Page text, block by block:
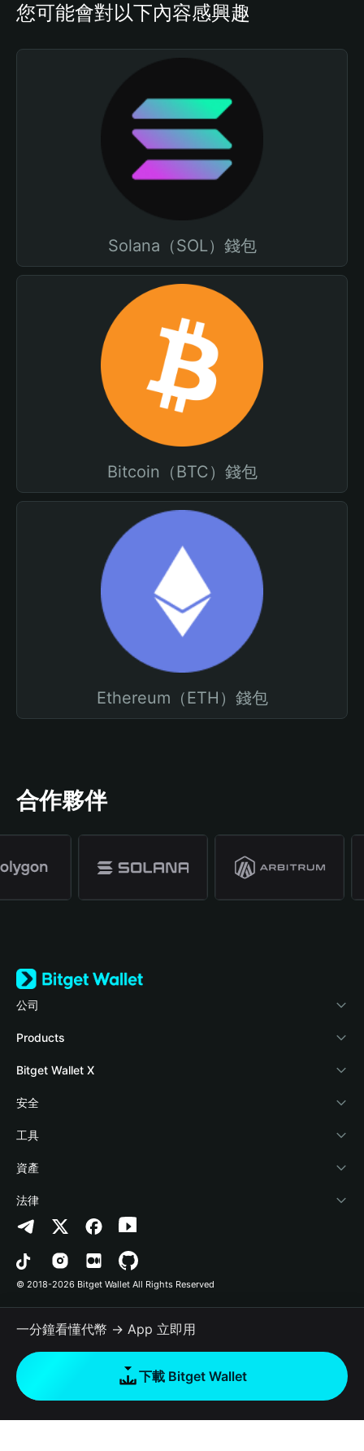
您可能會對以下內容感興趣
Solana（SOL）錢包
Bitcoin（BTC）錢包
Ethereum（ETH）錢包
合作夥伴
公司
關於 Bitget Wallet
部落格
學院
加密資訊
幫助中心
‌聯繫我們
品牌資源
工作機會
Products
Crypto Card
Stablecoin Earn
Payfi Crypto
Crypto Swap API
Altcoin Season Index
Prediction Markets
DApp
RWA
如何購買加密貨幣
Bitget Wallet X
開發者文件
連接錢包
Bitget Wallet Pay
合作上架
安全
風險保障基金
安全防護技術
工具
快捷買幣
授權檢測
合約檢測
批次轉帳
資產
Arbitrum
Avalanche
Bitcoin
Polygon
法律
隱私協議
用戶使用協議
© 2018-2026 Bitget Wallet All Rights Reserved
一分鐘看懂代幣 → App 立即用
下載 Bitget Wallet